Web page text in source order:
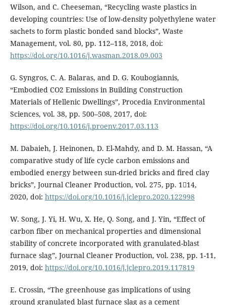
Wilson, and C. Cheeseman, “Recycling waste plastics in
developing countries: Use of low-density polyethylene water
sachets to form plastic bonded sand blocks”, Waste
Management, vol. 80, pp. 112–118, 2018, doi:
https://doi.org/10.1016/j.wasman.2018.09.003
G. Syngros, C. A. Balaras, and D. G. Koubogiannis,
“Embodied CO2 Emissions in Building Construction
Materials of Hellenic Dwellings”, Procedia Environmental
Sciences, vol. 38, pp. 500–508, 2017, doi:
https://doi.org/10.1016/j.proenv.2017.03.113
M. Dabaieh, J. Heinonen, D. El-Mahdy, and D. M. Hassan, “A
comparative study of life cycle carbon emissions and
embodied energy between sun-dried bricks and fired clay
bricks”, Journal Cleaner Production, vol. 275, pp. 114,
2020, doi: https://doi.org/10.1016/j.jclepro.2020.122998
W. Song, J. Yi, H. Wu, X. He, Q. Song, and J. Yin, “Effect of
carbon fiber on mechanical properties and dimensional
stability of concrete incorporated with granulated-blast
furnace slag”, Journal Cleaner Production, vol. 238, pp. 1-11,
2019, doi: https://doi.org/10.1016/j.jclepro.2019.117819
E. Crossin, “The greenhouse gas implications of using
ground granulated blast furnace slag as a cement